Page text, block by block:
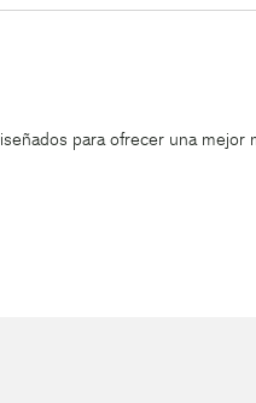
para ofrecer una mejor